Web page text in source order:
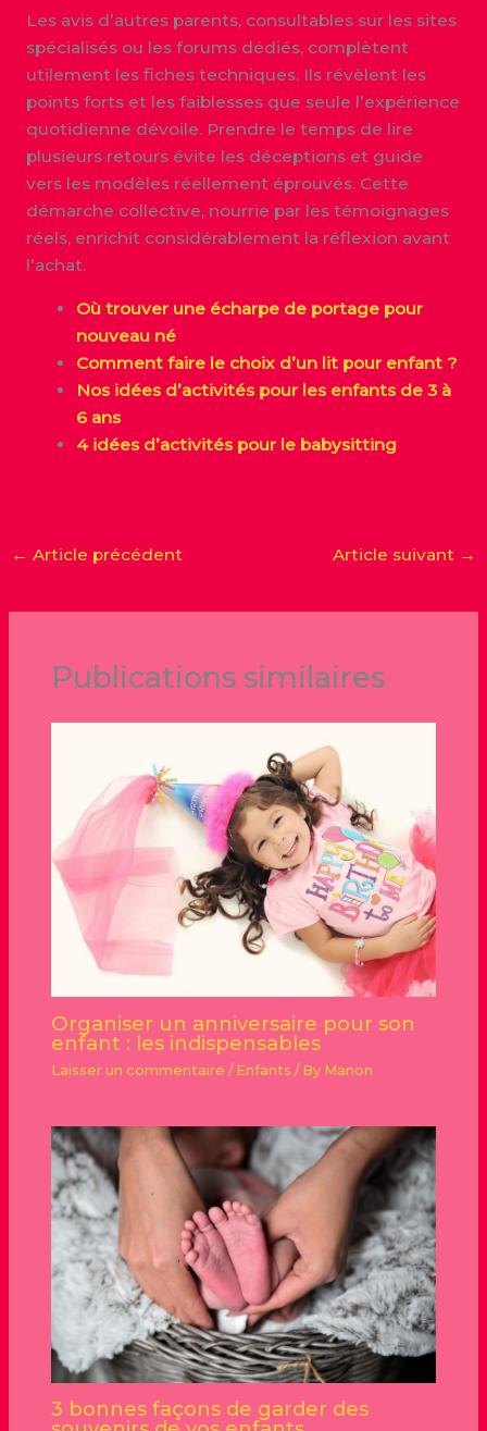
Les avis d’autres parents, consultables sur les sites
spécialisés ou les forums dédiés, complètent
utilement les fiches techniques. Ils révèlent les
points forts et les faiblesses que seule l’expérience
quotidienne dévoile. Prendre le temps de lire
plusieurs retours évite les déceptions et guide
vers les modèles réellement éprouvés. Cette
démarche collective, nourrie par les témoignages
réels, enrichit considérablement la réflexion avant
l’achat.
Où trouver une écharpe de portage pour
nouveau né
Comment faire le choix d’un lit pour enfant ?
Nos idées d’activités pour les enfants de 3 à
6 ans
4 idées d’activités pour le babysitting
← Article précédent Article suivant →
Publications similaires
Organiser un anniversaire pour son
enfant : les indispensables
Laisser un commentaire / Enfants / By Manon
3 bonnes façons de garder des